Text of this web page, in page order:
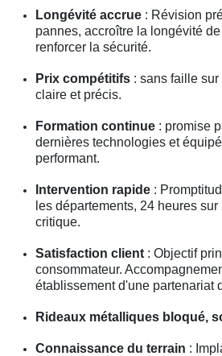
Longévité accrue : Révision
pannes, accroître la longévité
renforcer la sécurité.
Prix compétitifs : sans faille
claire et précis.
Formation continue : promise
dernières technologies et
performant.
Intervention rapide :
les départements, 24 heures
critique.
Satisfaction client : Objectif
consommateur.
établissement d'une partenariat
Rideaux métalliques bloqué,
Connaissance du terrain :